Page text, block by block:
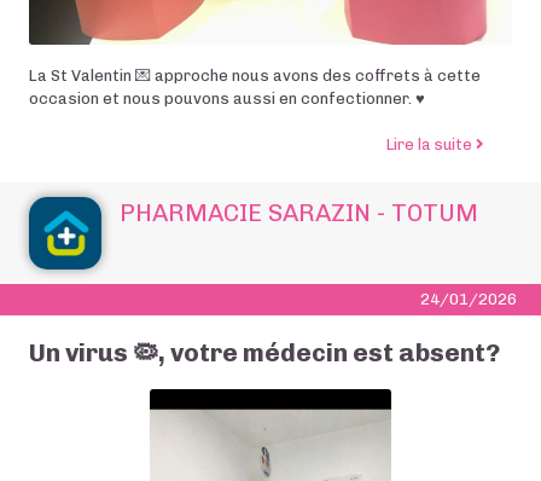
La St Valentin 💌 approche nous avons des coffrets à cette
occasion et nous pouvons aussi en confectionner. ♥️
Lire la suite de
PHARMACIE SARAZIN - TOTUM
24/01/2026
Un virus 🦠, votre médecin est absent?